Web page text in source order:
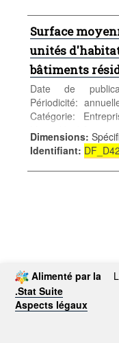
Surface
unités
bâtiments
Date de
Périodicité:
Catégorie:
Mots-clés: bâtiment
Dimensions:
Identifiant:
Alimenté par la
.Stat Suite
Aspects légaux